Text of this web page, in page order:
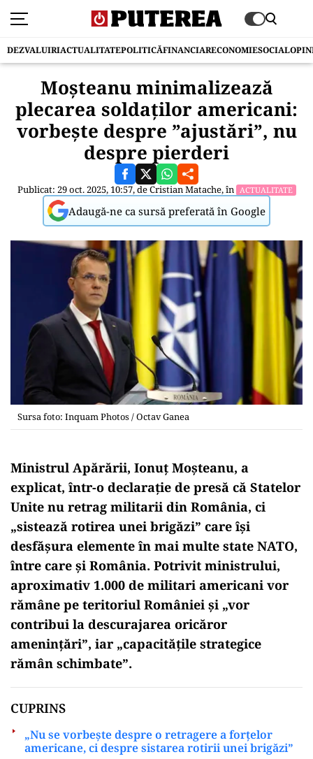
DEZVALUIRIACTUALITATEPOLITICĂFINANCIARECONOMIESOCIAL
Moșteanu minimalizează
plecarea soldaților americani:
vorbește despre ”ajustări”, nu
despre pierderi
Publicat: 29 oct. 2025, 10:57, deCristian Matache, în ACTUALITATE
Adaugă-ne ca sursă preferată în Google
Sursa foto: Inquam Photos / Octav Ganea
Ministrul Apărării, Ionuț Moșteanu, a
explicat, într-o declarație de presă că Statelor
Unite nu retrag militarii din România, ci
„sistează rotirea unei brigăzi” care își
desfășura elemente în mai multe state NATO,
între care și România. Potrivit ministrului,
aproximativ 1.000 de militari americani vor
rămâne pe teritoriul României și „vor
contribui la descurajarea oricăror
amenințări”, iar „capacitățile strategice
rămân schimbate”.
CUPRINS
„Nu se vorbește despre o retragere a forțelor
americane, ci despre sistarea rotirii unei brigăzi”